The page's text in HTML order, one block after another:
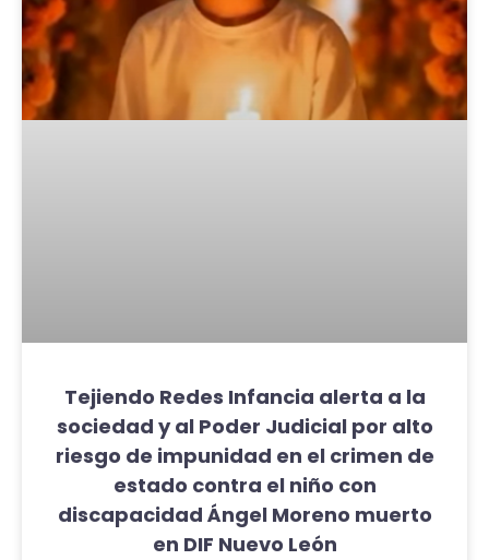
Tejiendo Redes Infancia alerta a la
sociedad y al Poder Judicial por alto
riesgo de impunidad en el crimen de
estado contra el niño con
discapacidad Ángel Moreno muerto
en DIF Nuevo León